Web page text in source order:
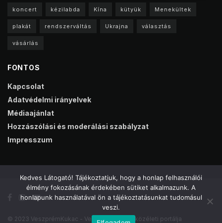
koncert kézilabda Kína kütyük Menekültek
plakát rendszerváltás Ukrajna választás
vásárlás
FONTOS
Kapcsolat
Adatvédelmi irányelvek
Médiaajánlat
Hozzászólási és moderálási szabályzat
Impresszum
© 2023 VeszprémKukac - Veszprém online közéleti portálja
Kedves Látogató! Tájékoztatjuk, hogy a honlap felhasználói
élmény fokozásának érdekében sütiket alkalmazunk. A
honlapunk használatával ön a tájékoztatásunkat tudomásul
veszi.